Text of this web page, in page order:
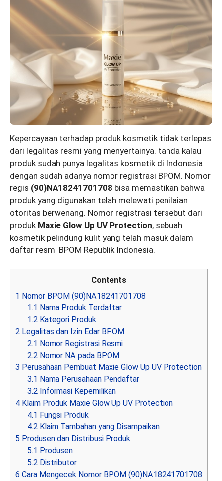
Kepercayaan terhadap produk kosmetik tidak terlepas
dari legalitas resmi yang menyertainya. tanda kalau
produk sudah punya legalitas kosmetik di Indonesia
dengan sudah adanya nomor registrasi BPOM. Nomor
regis (90)NA18241701708 bisa memastikan bahwa
produk yang digunakan telah melewati penilaian
otoritas berwenang. Nomor registrasi tersebut dari
produk Maxie Glow Up UV Protection, sebuah
kosmetik pelindung kulit yang telah masuk dalam
daftar resmi BPOM Republik Indonesia.
Contents
1 Nomor BPOM (90)NA18241701708
1.1 Nama Produk Terdaftar
1.2 Kategori Produk
2 Legalitas dan Izin Edar BPOM
2.1 Nomor Registrasi Resmi
2.2 Nomor NA pada BPOM
3 Perusahaan Pembuat Maxie Glow Up UV Protection
3.1 Nama Perusahaan Pendaftar
3.2 Informasi Kepemilikan
4 Klaim Produk Maxie Glow Up UV Protection
4.1 Fungsi Produk
4.2 Klaim Tambahan yang Disampaikan
5 Produsen dan Distribusi Produk
5.1 Produsen
5.2 Distributor
6 Cara Mengecek Nomor BPOM (90)NA18241701708